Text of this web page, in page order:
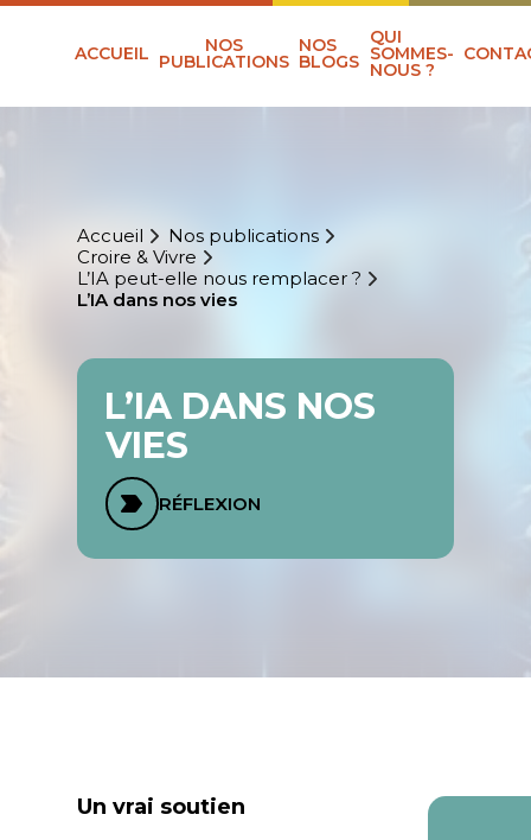
ACCUEIL NOS
PUBLICATIONS
NOS
BLOGS
QUI
SOMMES-
NOUS ?
Accueil
Nos publications
Croire & Vivre
L’IA peut-elle nous remplacer ?
L’IA dans nos vies
L’IA DANS NOS
VIES
RÉFLEXION
Un vrai soutien